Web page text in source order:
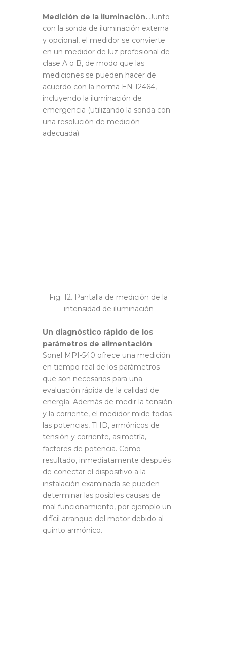
Medición de la iluminación. Junto
con la sonda de iluminación externa
y opcional, el medidor se convierte
en un medidor de luz profesional de
clase A o B, de modo que las
mediciones se pueden hacer de
acuerdo con la norma EN 12464,
incluyendo la iluminación de
emergencia (utilizando la sonda con
una resolución de medición
adecuada).
Fig. 12. Pantalla de medición de la
intensidad de iluminación
Un diagnóstico rápido de los
parámetros de alimentación
Sonel MPI-540 ofrece una medición
en tiempo real de los parámetros
que son necesarios para una
evaluación rápida de la calidad de
energía. Además de medir la tensión
y la corriente, el medidor mide todas
las potencias, THD, armónicos de
tensión y corriente, asimetría,
factores de potencia. Como
resultado, inmediatamente después
de conectar el dispositivo a la
instalación examinada se pueden
determinar las posibles causas de
mal funcionamiento, por ejemplo un
difícil arranque del motor debido al
quinto armónico.